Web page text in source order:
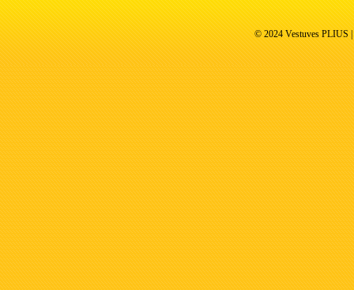
© 2024 Vestuves PLIUS